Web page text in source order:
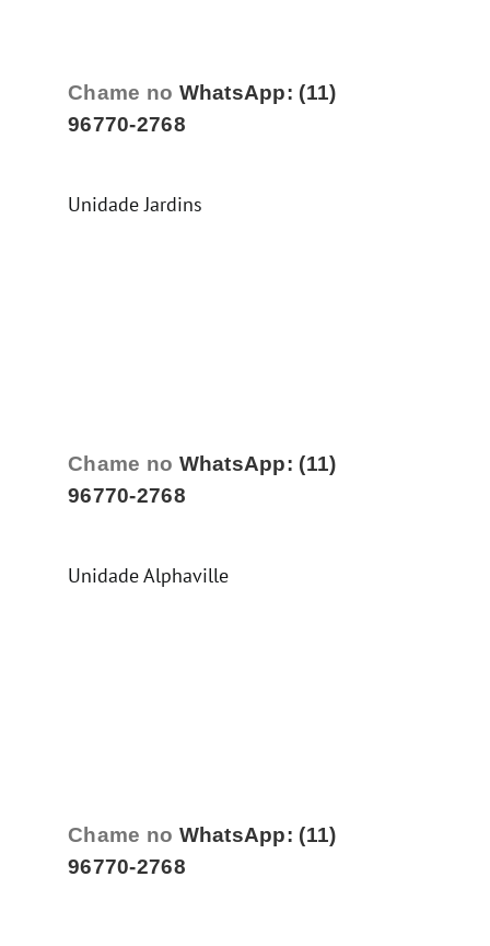
Chame no WhatsApp: (11)
96770-2768
Unidade Jardins
Chame no WhatsApp: (11)
96770-2768
Unidade Alphaville
Chame no WhatsApp: (11)
96770-2768